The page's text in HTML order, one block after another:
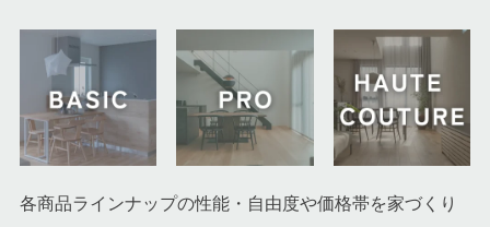
各商品ラインナップの性能・自由度や価格帯を家づくり